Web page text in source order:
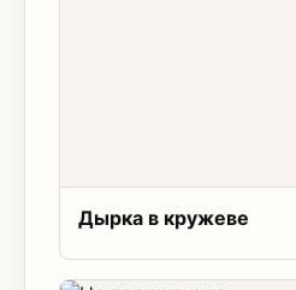
Дырка в кружеве